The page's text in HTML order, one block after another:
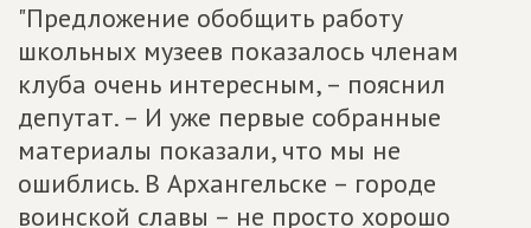
"Предложение обобщить работу
школьных музеев показалось членам
клуба очень интересным, – пояснил
депутат. – И уже первые собранные
материалы показали, что мы не
ошиблись. В Архангельске – городе
воинской славы – не просто хорошо